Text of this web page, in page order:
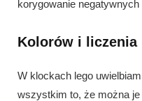
korygowanie
Kolorów i liczenia
W klockach lego
wszystkim to, że można